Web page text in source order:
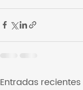
Entradas recientes